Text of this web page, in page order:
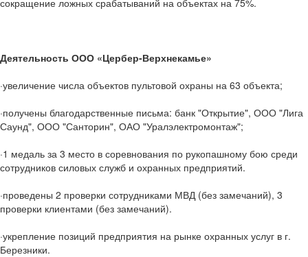
Деятельность ООО «Цербер-Верхнекамье»
·увеличение числа объектов пультовой охраны на 63 объекта;
·получены благодарственные письма: банк "Открытие", ООО "Лига
Саунд", ООО "Санторин", ОАО "Уралэлектромонтаж";
·1 медаль за 3 место в соревнования по рукопашному бою среди
сотрудников силовых служб и охранных предприятий.
·проведены 2 проверки сотрудниками МВД (без замечаний), 3
проверки клиентами (без замечаний).
·укрепление позиций предприятия на рынке охранных услуг в г.
Березники.